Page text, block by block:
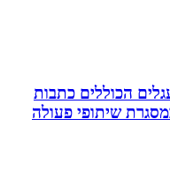
הכוללים כתבות
שיתופי פעולה